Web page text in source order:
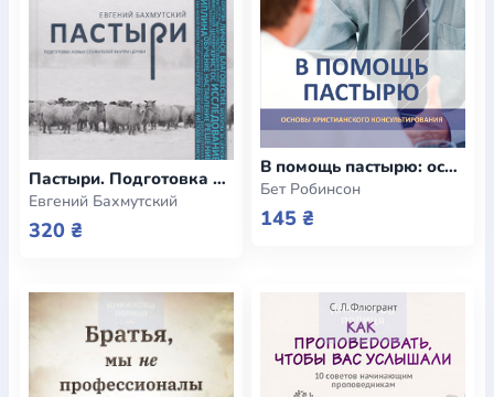
Пастыри. Подготовка новых служителей в церкви
Евгений Бахмутский
320 ₴
В помощь пастырю: основы христианского консультирования
Бет Робинсон
145 ₴